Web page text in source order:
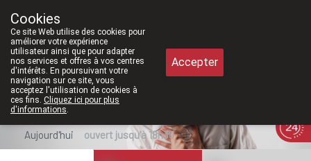
Aujourd'hui ouvert jusqu'à 18h30
Cookies
Ce site Web utilise des cookies pour
améliorer votre expérience
utilisateur ainsi que pour adapter
nos services et offres à vos centres
d'intérêts. En poursuivant votre
navigation sur ce site, vous
acceptez l'utilisation de cookies à
ces fins. Cliquez ici pour plus
d'informations.
Accepter